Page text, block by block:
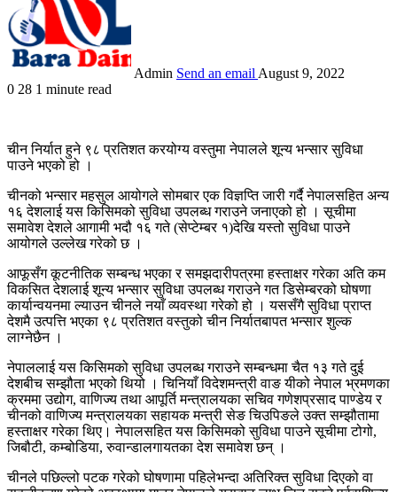
Admin Send an email August 9, 2022
0 28 1 minute read
चीन निर्यात हुने ९८ प्रतिशत करयोग्य वस्तुमा नेपालले शून्य भन्सार सुविधा
पाउने भएको हो ।
चीनको भन्सार महसुल आयोगले सोमबार एक विज्ञप्ति जारी गर्दै नेपालसहित अन्य
१६ देशलाई यस किसिमको सुविधा उपलब्ध गराउने जनाएको हो । सूचीमा
समावेश देशले आगामी भदौ १६ गते (सेप्टेम्बर १)देखि यस्तो सुविधा पाउने
आयोगले उल्लेख गरेको छ ।
आफूसँग कूटनीतिक सम्बन्ध भएका र समझदारीपत्रमा हस्ताक्षर गरेका अति कम
विकसित देशलाई शून्य भन्सार सुविधा उपलब्ध गराउने गत डिसेम्बरको घोषणा
कार्यान्वयनमा ल्याउन चीनले नयाँ व्यवस्था गरेको हो । यससँगै सुविधा प्राप्त
देशमै उत्पत्ति भएका ९८ प्रतिशत वस्तुको चीन निर्यातबापत भन्सार शुल्क
लाग्नेछैन ।
नेपाललाई यस किसिमको सुविधा उपलब्ध गराउने सम्बन्धमा चैत १३ गते दुई
देशबीच सम्झौता भएको थियो । चिनियाँ विदेशमन्त्री वाङ यीको नेपाल भ्रमणका
क्रममा उद्योग, वाणिज्य तथा आपूर्ति मन्त्रालयका सचिव गणेशप्रसाद पाण्डेय र
चीनको वाणिज्य मन्त्रालयका सहायक मन्त्री सेङ चिउपिङले उक्त सम्झौतामा
हस्ताक्षर गरेका थिए। नेपालसहित यस किसिमको सुविधा पाउने सूचीमा टोगो,
जिबौटी, कम्बोडिया, रुवान्डालगायतका देश समावेश छन् ।
चीनले पछिल्लो पटक गरेको घोषणामा पहिलेभन्दा अतिरिक्त सुविधा दिएको वा